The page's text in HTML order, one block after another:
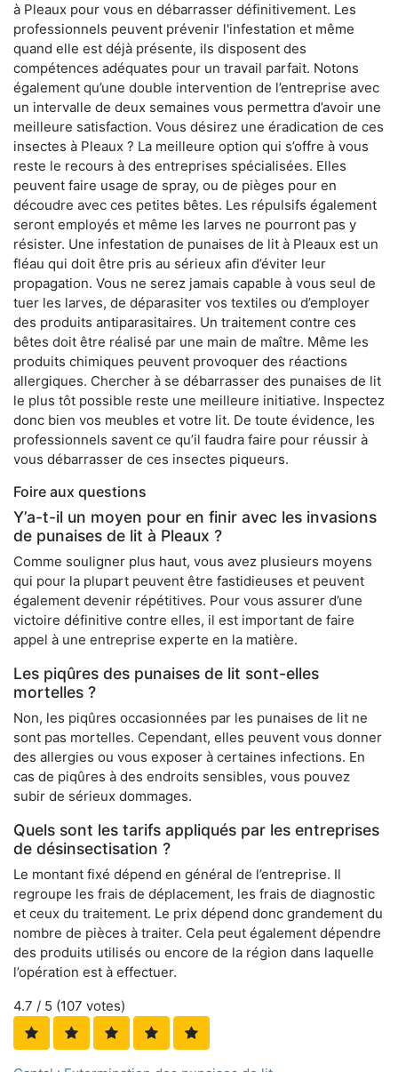
à Pleaux pour vous en débarrasser définitivement. Les
professionnels peuvent prévenir l'infestation et même
quand elle est déjà présente, ils disposent des
compétences adéquates pour un travail parfait. Notons
également qu’une double intervention de l’entreprise avec
un intervalle de deux semaines vous permettra d’avoir une
meilleure satisfaction. Vous désirez une éradication de ces
insectes à Pleaux ? La meilleure option qui s’offre à vous
reste le recours à des entreprises spécialisées. Elles
peuvent faire usage de spray, ou de pièges pour en
découdre avec ces petites bêtes. Les répulsifs également
seront employés et même les larves ne pourront pas y
résister. Une infestation de punaises de lit à Pleaux est un
fléau qui doit être pris au sérieux afin d’éviter leur
propagation. Vous ne serez jamais capable à vous seul de
tuer les larves, de déparasiter vos textiles ou d’employer
des produits antiparasitaires. Un traitement contre ces
bêtes doit être réalisé par une main de maître. Même les
produits chimiques peuvent provoquer des réactions
allergiques. Chercher à se débarrasser des punaises de lit
le plus tôt possible reste une meilleure initiative. Inspectez
donc bien vos meubles et votre lit. De toute évidence, les
professionnels savent ce qu’il faudra faire pour réussir à
vous débarrasser de ces insectes piqueurs.
Foire aux questions
Y’a-t-il un moyen pour en finir avec les invasions
de punaises de lit à Pleaux ?
Comme souligner plus haut, vous avez plusieurs moyens
qui pour la plupart peuvent être fastidieuses et peuvent
également devenir répétitives. Pour vous assurer d’une
victoire définitive contre elles, il est important de faire
appel à une entreprise experte en la matière.
Les piqûres des punaises de lit sont-elles
mortelles ?
Non, les piqûres occasionnées par les punaises de lit ne
sont pas mortelles. Cependant, elles peuvent vous donner
des allergies ou vous exposer à certaines infections. En
cas de piqûres à des endroits sensibles, vous pouvez
subir de sérieux dommages.
Quels sont les tarifs appliqués par les entreprises
de désinsectisation ?
Le montant fixé dépend en général de l’entreprise. Il
regroupe les frais de déplacement, les frais de diagnostic
et ceux du traitement. Le prix dépend donc grandement du
nombre de pièces à traiter. Cela peut également dépendre
des produits utilisés ou encore de la région dans laquelle
l’opération est à effectuer.
4.7 / 5 (107 votes)